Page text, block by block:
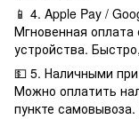
📱 4. Apple Pay /
Мгновенная оплата
устройства.
💵 5. Наличными
Можно оплатить
пункте